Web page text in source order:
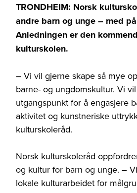
TRONDHEIM: Norsk
andre barn og unge– med
Anledningen er den
kulturskolen.
– Vi vil gjerne skape så mye
barne- og ungdomskultur. Vi
utgangspunkt for å engasjere
aktivitet og kunstneriske
kulturskoleråd.
Norsk kulturskoleråd
og kultur for barn og unge. –
lokale kulturarbeidet for